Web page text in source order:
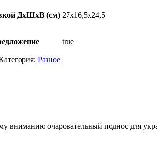
ДхШхВ (см) 27х16,5х24,5
true
Разное
вниманию очаровательный поднос для